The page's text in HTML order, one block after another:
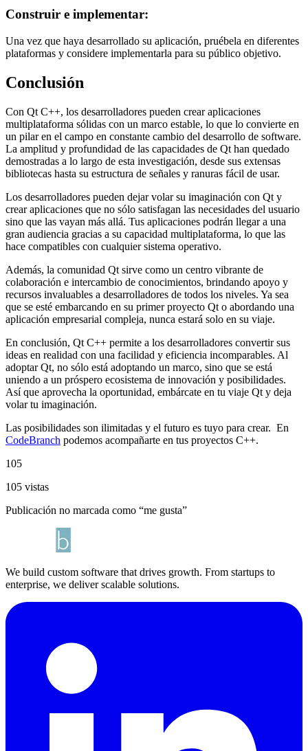
Construir e implementar:
Una vez que haya desarrollado su aplicación, pruébela en diferentes
plataformas y considere implementarla para su público objetivo.
Conclusión
Con Qt C++, los desarrolladores pueden crear aplicaciones
multiplataforma sólidas con un marco estable, lo que lo convierte en
un pilar en el campo en constante cambio del desarrollo de software.
La amplitud y profundidad de las capacidades de Qt han quedado
demostradas a lo largo de esta investigación, desde sus extensas
bibliotecas hasta su estructura de señales y ranuras fácil de usar.
Los desarrolladores pueden dejar volar su imaginación con Qt y
crear aplicaciones que no sólo satisfagan las necesidades del usuario
sino que las vayan más allá. Tus aplicaciones podrán llegar a una
gran audiencia gracias a su capacidad multiplataforma, lo que las
hace compatibles con cualquier sistema operativo.
Además, la comunidad Qt sirve como un centro vibrante de
colaboración e intercambio de conocimientos, brindando apoyo y
recursos invaluables a desarrolladores de todos los niveles. Ya sea
que se esté embarcando en su primer proyecto Qt o abordando una
aplicación empresarial compleja, nunca estará solo en su viaje.
En conclusión, Qt C++ permite a los desarrolladores convertir sus
ideas en realidad con una facilidad y eficiencia incomparables. Al
adoptar Qt, no sólo está adoptando un marco, sino que se está
uniendo a un próspero ecosistema de innovación y posibilidades.
Así que aprovecha la oportunidad, embárcate en tu viaje Qt y deja
volar tu imaginación.
Las posibilidades son ilimitadas y el futuro es tuyo para crear. En
CodeBranch podemos acompañarte en tus proyectos C++.
105
105 vistas
Publicación no marcada como “me gusta”
We build custom software that drives growth. From startups to
enterprise, we deliver scalable solutions.